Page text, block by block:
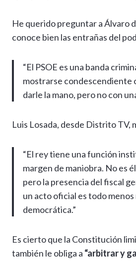
He querido preguntar a Álvaro
conoce bien las entrañas del
“El PSOE es una banda
mostrarse condescendiente
darle la mano, pero no con
Luis Losada, desde Distrito TV,
“El rey tiene una función
margen de maniobra. No es
pero la presencia del fiscal
un acto oficial es todo
democrática.”
Es cierto que la Constitución
también le obliga a “arbitrar y